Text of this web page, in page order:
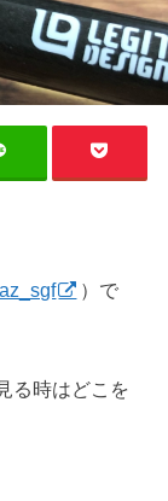
）で
る時はどこを